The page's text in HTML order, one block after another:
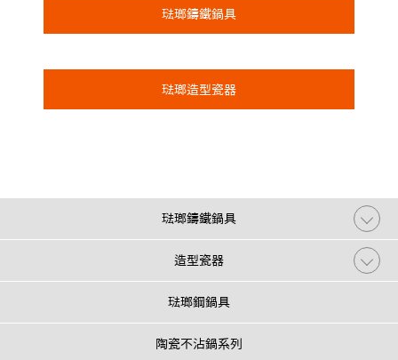
琺瑯鑄鐵鍋具
琺瑯造型瓷器
琺瑯鑄鐵鍋具
造型瓷器
琺瑯鋼鍋具
陶瓷不沾鍋系列